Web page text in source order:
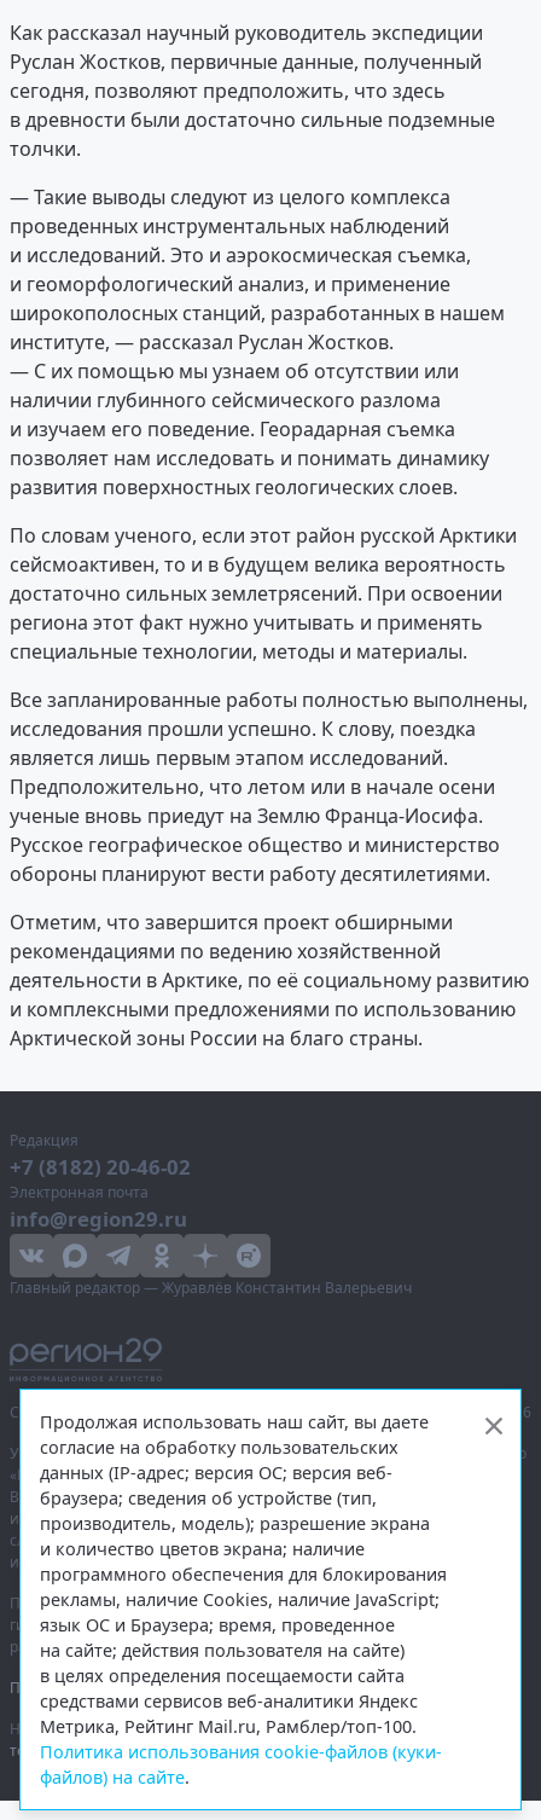
Как рассказал научный руководитель экспедиции
Руслан Жостков, первичные данные, полученный
сегодня, позволяют предположить, что здесь
в древности были достаточно сильные подземные
толчки.
— Такие выводы следуют из целого комплекса
проведенных инструментальных наблюдений
и исследований. Это и аэрокосмическая съемка,
и геоморфологический анализ, и применение
широкополосных станций, разработанных в нашем
институте, — рассказал Руслан Жостков.
— С их помощью мы узнаем об отсутствии или
наличии глубинного сейсмического разлома
и изучаем его поведение. Георадарная съемка
позволяет нам исследовать и понимать динамику
развития поверхностных геологических слоев.
По словам ученого, если этот район русской Арктики
сейсмоактивен, то и в будущем велика вероятность
достаточно сильных землетрясений. При освоении
региона этот факт нужно учитывать и применять
специальные технологии, методы и материалы.
Все запланированные работы полностью выполнены,
исследования прошли успешно. К слову, поездка
является лишь первым этапом исследований.
Предположительно, что летом или в начале осени
ученые вновь приедут на Землю Франца-Иосифа.
Русское географическое общество и министерство
обороны планируют вести работу десятилетиями.
Отметим, что завершится проект обширными
рекомендациями по ведению хозяйственной
деятельности в Арктике, по её социальному развитию
и комплексными предложениями по использованию
Арктической зоны России на благо страны.
Редакция
+7 (8182) 20-46-02
Электронная почта
info@region29.ru
Главный редактор — Журавлёв Константин Валерьевич
Сетевое издание «Информационное агентство Регион 29»,
© 2016–2026
Учредитель — общество с ограниченной ответственностью «Агентство
«Правда Севера».
Выписка из реестра зарегистрированных средств массовой
информации:ЭЛ № ФС 77-74226 от 09.11.2018 выдано Федеральной
службой по надзору в сфере связи, информационных технологий
и массовых коммуникаций (Роскомнадзор).
При полном или частичном использовании любых материалов
гиперссылка на region29.ruобязательна. Копирование материалов без
разрешения администрации сайта запрещено.
Правовая информация.
На информационном ресурсе применяютсярекомендательные
технологии.
Продолжая использовать наш сайт, вы даете
согласие на обработку пользовательских
данных (IP-адрес; версия ОС; версия веб-
браузера; сведения об устройстве (тип,
производитель, модель); разрешение экрана
и количество цветов экрана; наличие
программного обеспечения для блокирования
рекламы, наличие Cookies, наличие JavaScript;
язык ОС и Браузера; время, проведенное
на сайте; действия пользователя на сайте)
в целях определения посещаемости сайта
средствами сервисов веб-аналитики Яндекс
Метрика, Рейтинг Mail.ru, Рамблер/топ-100.
Политика использования cookie-файлов (куки-
файлов) на сайте.